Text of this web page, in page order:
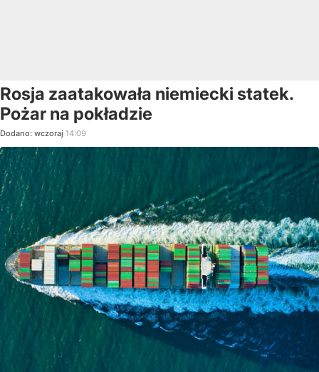
Rosja zaatakowała niemiecki statek.
Pożar na pokładzie
Dodano: wczoraj 14:09